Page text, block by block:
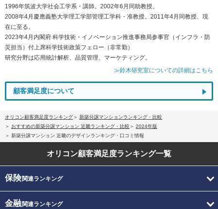
1996年筑波大学社会工学系・講師。2002年6月同助教授。
2008年4月慶應義塾大学理工学部管理工学科・准教授。2011年4月同教授、現
在に至る。
2023年4月内閣府 科学技術・イノベーション推進事務局参事官（インフラ・防
災担当）付上席科学技術政策フェロー（非常勤）
研究分野は応用統計解析、品質管理、マーケティング。
≫鈴木研究室についての詳細はこちら
顧客満足度について
オリコン顧客満足度ランキング
新築分譲マンションランキング・比較
おすすめの新築分譲マンション 近畿ランキング・比較
2024年版
新築分譲マンション 近畿のデザインランキング・口コミ情報
オリコン顧客満足度ランキング一覧
保険関連ランキング
金融関連ランキング